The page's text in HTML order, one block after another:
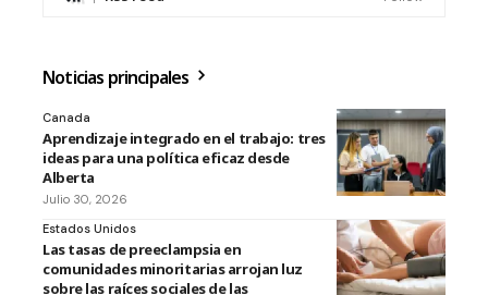
Noticias principales
Canada
Aprendizaje integrado en el trabajo: tres
ideas para una política eficaz desde
Alberta
Julio 30, 2026
Estados Unidos
Las tasas de preeclampsia en
comunidades minoritarias arrojan luz
sobre las raíces sociales de las